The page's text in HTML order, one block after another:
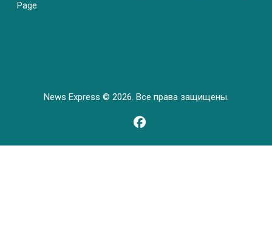
Page
News Express © 2026. Все права защищены.